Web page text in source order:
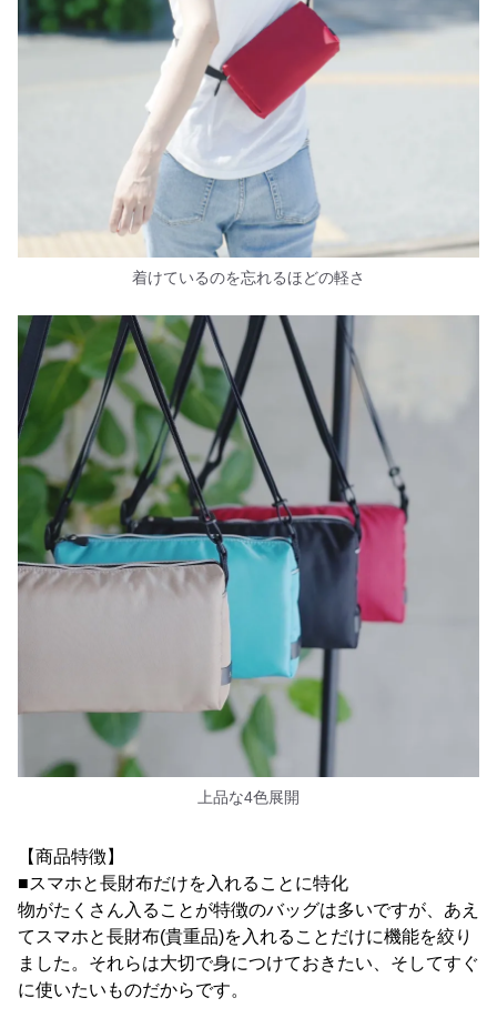
着けているのを忘れるほどの軽さ
上品な4色展開
【商品特徴】
■スマホと長財布だけを入れることに特化
物がたくさん入ることが特徴のバッグは多いですが、あえ
てスマホと長財布(貴重品)を入れることだけに機能を絞り
ました。それらは大切で身につけておきたい、そしてすぐ
に使いたいものだからです。